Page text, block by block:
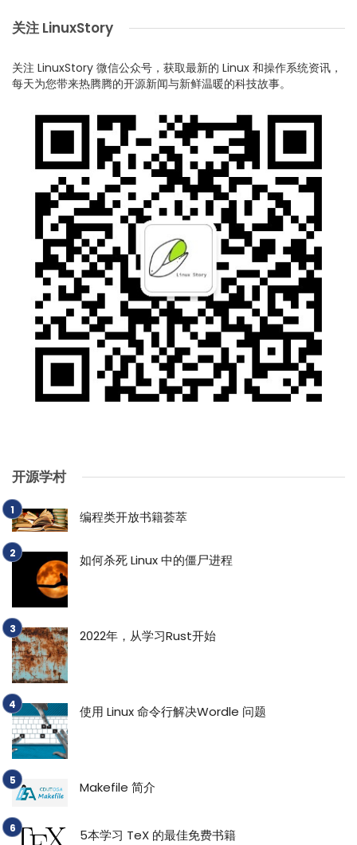
关注 LinuxStory
关注 LinuxStory 微信公众号，获取最新的 Linux 和操作系统资讯，
每天为您带来热腾腾的开源新闻与新鲜温暖的科技故事。
开源学村
编程类开放书籍荟萃
如何杀死 Linux 中的僵尸进程
2022年，从学习Rust开始
使用 Linux 命令行解决Wordle 问题
Makefile 简介
5本学习 TeX 的最佳免费书籍